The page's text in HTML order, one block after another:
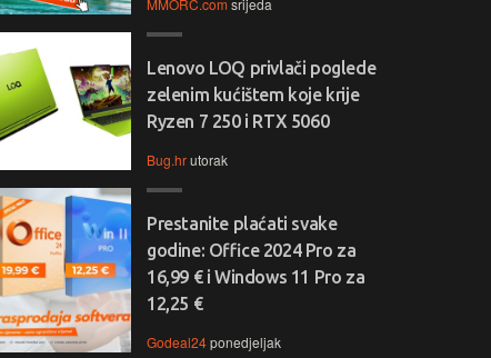
MMORC.com srijeda
Lenovo LOQ privlači poglede
zelenim kućištem koje krije
Ryzen 7 250 i RTX 5060
Bug.hrutorak
Prestanite plaćati svake
godine: Office 2024 Pro za
16,99 € i Windows 11 Pro za
12,25 €
Godeal24ponedjeljak